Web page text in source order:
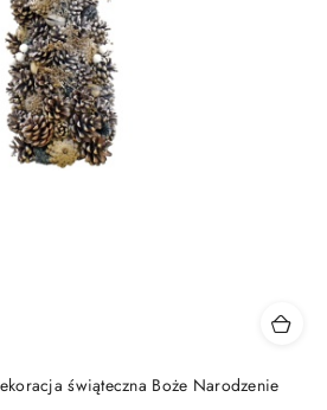
świąteczna Boże Narodzenie